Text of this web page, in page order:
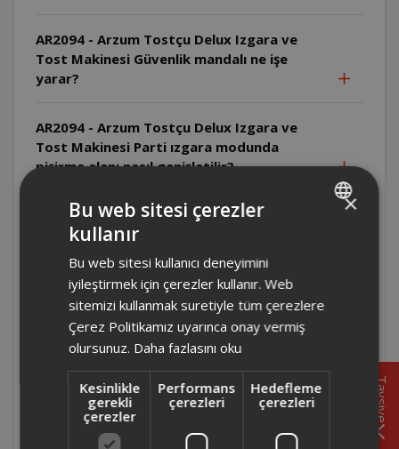
AR2094 - Arzum Tostçu Delux Izgara ve
Tost Makinesi Güvenlik mandalı ne işe
yarar?
AR2094 - Arzum Tostçu Delux Izgara ve
Tost Makinesi Parti ızgara modunda
pişirme alanı nasıl genişletilir?
AR2094 - Arzum Tostçu Delux Izgara ve
Tost Makinesi Tek taraflı ızgarada üst
kapak nasıl konumlandırılır?
AR2094 - Arzum Tostçu Delux Izgara ve
Tost Makinesi Çift taraflı ızgarada
yiyecekler çevrilmeli midir?
AR2094 - Arzum Tostçu Delux Izgara ve
Tost Makinesi Isı ayarı nasıl yapılır?
Tavsiye
×
Bu web sitesi çerezler
kullanır
Bu web sitesi kullanıcı deneyimini
iyileştirmek için çerezler kullanır. Web
sitemizi kullanmak suretiyle tüm çerezlere
Çerez Politikamız uyarınca onay vermiş
olursunuz. Daha fazlasını oku
Kesinlikle
gerekli
çerezler
Performans
çerezleri
Hedefleme
çerezleri